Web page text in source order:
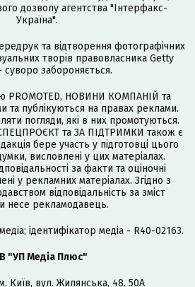
дозволу агентства "Інтерфакс-
Україна".
та відтворення фотографічних
творів правовласника Getty
суворо забороняється.
PROMOTED, НОВИНИ КОМПАНІЙ та
публікуються на правах реклами.
погляди, які в них промотуються.
та ЗА ПІДТРИМКИ також є
бере участь у підготовці цього
висловлені у цих матеріалах.
за факти та оціночні
у рекламних матеріалах. Згідно з
відповідальність за зміст
несе рекламодавець.
ідентифікатор медіа - R40-02163.
"УП Медіа Плюс"
Київ, вул. Жилянська, 48, 50А